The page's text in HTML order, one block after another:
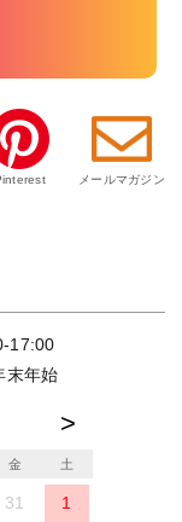
メールマガジン
17:00
末年始
金 土
31 1